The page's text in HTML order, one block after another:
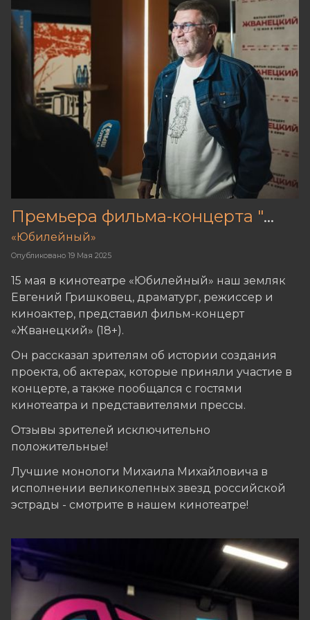
Премьера фильма-концерта "Жванецкий"
Опубликовано 19 Мая 2025
«Юбилейный»
15 мая в кинотеатре «Юбилейный» наш земляк
Евгений Гришковец, драматург, режиссер и
киноактер, представил фильм-концерт
«Жванецкий» (18+).
Он рассказал зрителям об истории создания
проекта, об актерах, которые приняли участие в
концерте, а также пообщался с гостями
кинотеатра и представителями прессы.
Отзывы зрителей исключительно
положительные!
Лучшие монологи Михаила Михайловича в
исполнении великолепных звезд российской
эстрады - смотрите в нашем кинотеатре!